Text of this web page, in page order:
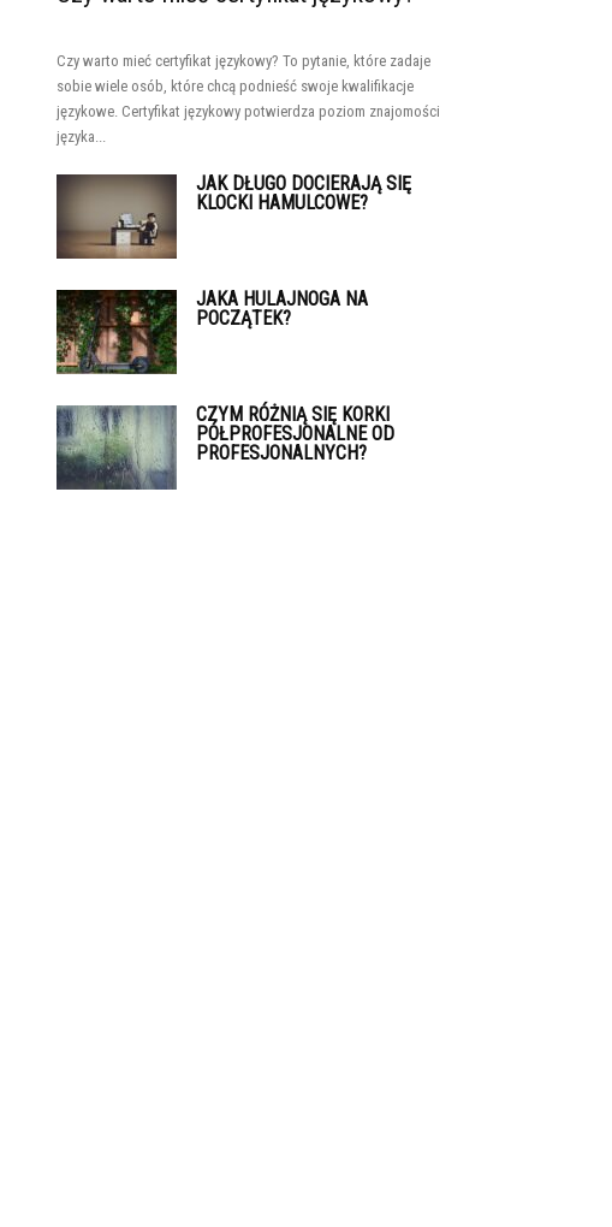
Czy warto mieć certyfikat językowy? To pytanie, które zadaje
sobie wiele osób, które chcą podnieść swoje kwalifikacje
językowe. Certyfikat językowy potwierdza poziom znajomości
języka...
JAK DŁUGO DOCIERAJĄ SIĘ
KLOCKI HAMULCOWE?
JAKA HULAJNOGA NA
POCZĄTEK?
CZYM RÓŻNIĄ SIĘ KORKI
PÓŁPROFESJONALNE OD
PROFESJONALNYCH?